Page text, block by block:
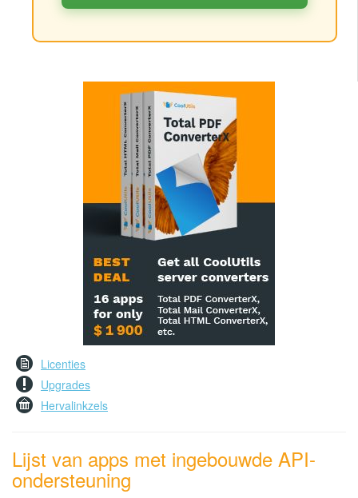
Licenties
Upgrades
Hervalinkzels
Lijst van apps met ingebouwde API-
ondersteuning